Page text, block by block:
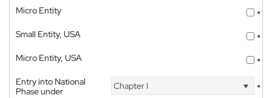
Micro Entity
*
Small Entity, USA
*
Micro Entity, USA
*
Entry into National
Phase under
Chapter I *